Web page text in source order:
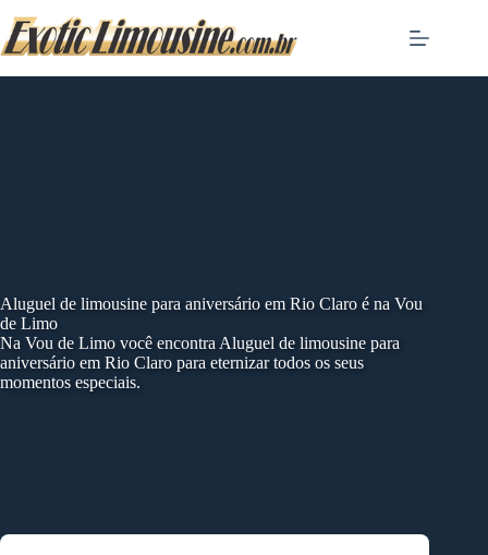
to
content
Aluguel de limousine para aniversário em Rio Claro é na Vou
de Limo
Na Vou de Limo você encontra Aluguel de limousine para
aniversário em Rio Claro para eternizar todos os seus
momentos especiais.